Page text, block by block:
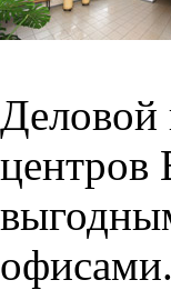
Деловой
центров
офисами.